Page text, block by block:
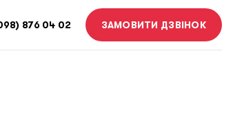
876 04 02 ЗАМОВИТИ ДЗВІНОК